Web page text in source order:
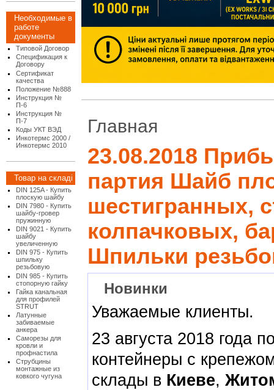
Необходимые в
работе
документы
Типовой Договор
Спецификация к
Договору
Сертификат
качества
Положение №888
Инструкция №
П-6
Инструкция №
П-7
Коды УКТ ВЭД
Инкотермс 2000 /
Инкотермс 2010
Товар на складі
DIN 125A - Купить
плоскую шайбу
DIN 7980 - Купить
шайбу-гровер
пружинную
DIN 9021 - Купить
шайбу
увеличенную
DIN 975 - Купить
шпильку
резьбовую
DIN 985 - Купить
стопорную гайку
Гайка канальная
для профилей
STRUT
Латунные
забиваемые
анкера
Саморезы для
кровли и
профнастила
Струбцины
монтажные из
ковкого чугуна
Главная
23.08.2018
партия Шайб
шестигранных,
колпачковых,
Шпильки
Новинки
Уважаемые клиенты.
23 августа 2018 года
контейнеры с
склады в Киеве,